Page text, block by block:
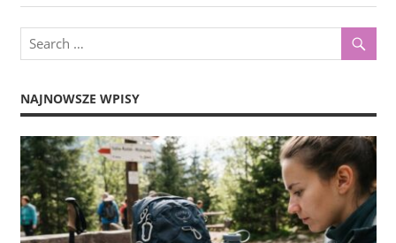
Post:
NAJNOWSZE WPISY